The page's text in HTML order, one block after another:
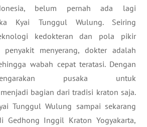
belum pernah ada lagi
Kyai Tunggul Wulung. Seiring
kedokteran dan pola pikir
penyakit menyerang, dokter adalah
wabah cepat teratasi. Dengan
pusaka untuk
menjadi bagian dari tradisi kraton saja.
Tunggul Wulung sampai sekarang
Gedhong Inggil Kraton Yogyakarta,